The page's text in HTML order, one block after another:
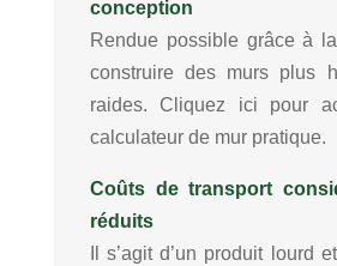
conception
Rendue possible grâce à
construire des murs plus
raides. Cliquez ici pour
calculateur de mur pratique.
Coûts de transport
réduits
Il s’agit d’un produit lourd